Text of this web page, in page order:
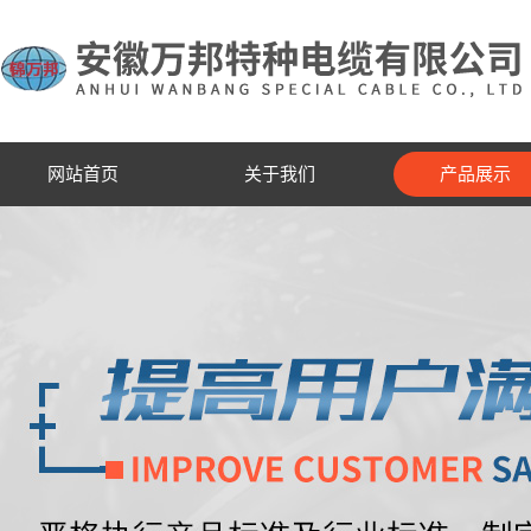
网站首页 关于我们 产品展示